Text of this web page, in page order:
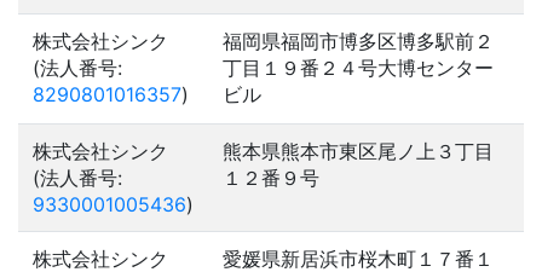
株式会社シンク
(法人番号:
8290801016357)
福岡県福岡市博多区博多駅前２
丁目１９番２４号大博センター
ビル
株式会社シンク
(法人番号:
9330001005436)
熊本県熊本市東区尾ノ上３丁目
１２番９号
株式会社シンク
愛媛県新居浜市桜木町１７番１